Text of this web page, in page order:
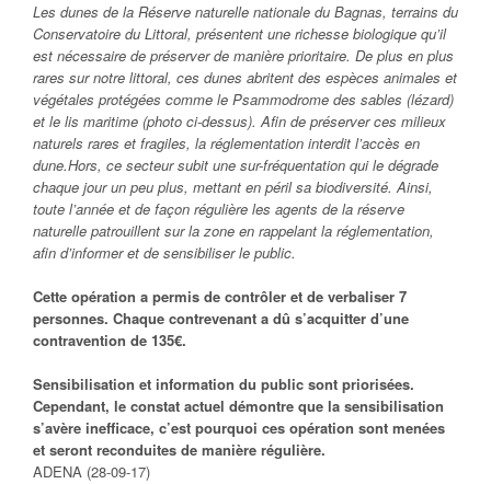
Les dunes de la Réserve naturelle nationale du Bagnas, terrains du
Conservatoire du Littoral, présentent une richesse biologique qu’il
est nécessaire de préserver de manière prioritaire. De plus en plus
rares sur notre littoral, ces dunes abritent des espèces animales et
végétales protégées comme le Psammodrome des sables (lézard)
et le lis maritime (photo ci-dessus).Afin de préserver ces milieux
naturels rares et fragiles, la réglementation interdit l’accès en
dune.Hors, ce secteur subit une sur-fréquentation qui le dégrade
chaque jour un peu plus, mettant en péril sa biodiversité. Ainsi,
toute l’année et de façon régulière les agents de la réserve
naturelle patrouillent sur la zone en rappelant la réglementation,
afin d’informer et de sensibiliser le public.
Cette opération a permis de contrôler et de verbaliser 7
personnes. Chaque contrevenant a dû s’acquitter d’une
contravention de 135€.
Sensibilisation et information du public sont priorisées.
Cependant, le constat actuel démontre que la sensibilisation
s’avère inefficace, c’est pourquoi ces opération sont menées
et seront reconduites de manière régulière.
ADENA (28-09-17)